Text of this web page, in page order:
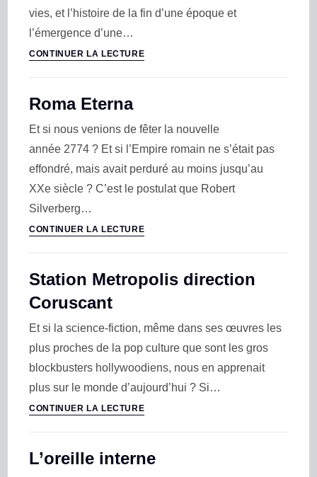
vies, et l’histoire de la fin d’une époque et
l’émergence d’une…
CONTINUER LA LECTURE
Roma Eterna
Et si nous venions de fêter la nouvelle
année 2774 ? Et si l’Empire romain ne s’était pas
effondré, mais avait perduré au moins jusqu’au
XXe siècle ? C’est le postulat que Robert
Silverberg…
CONTINUER LA LECTURE
Station Metropolis direction
Coruscant
Et si la science-fiction, même dans ses œuvres les
plus proches de la pop culture que sont les gros
blockbusters hollywoodiens, nous en apprenait
plus sur le monde d’aujourd’hui ? Si…
CONTINUER LA LECTURE
L’oreille interne